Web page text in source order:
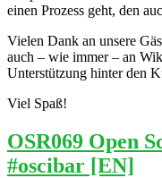
einen Prozess geht, den
Vielen Dank an unsere
auch – wie immer – an
Unterstützung hinter den
Viel Spaß!
OSR069 Open
#oscibar [EN]